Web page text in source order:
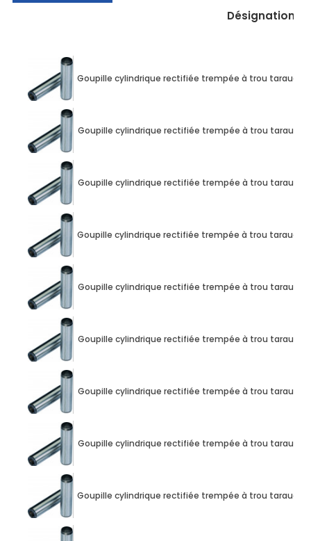
Désignation
Goupille cylindrique rectifiée trempée à trou taraudé
Goupille cylindrique rectifiée trempée à trou taraudé
Goupille cylindrique rectifiée trempée à trou taraudé
Goupille cylindrique rectifiée trempée à trou taraudé
Goupille cylindrique rectifiée trempée à trou taraudé
Goupille cylindrique rectifiée trempée à trou taraudé
Goupille cylindrique rectifiée trempée à trou taraudé
Goupille cylindrique rectifiée trempée à trou taraudé
Goupille cylindrique rectifiée trempée à trou taraudé